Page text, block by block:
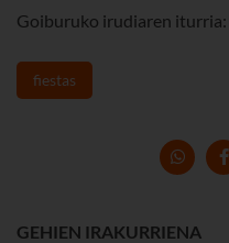
Goiburuko irudiaren iturria:
fiestas
GEHIEN IRAKURRIENA